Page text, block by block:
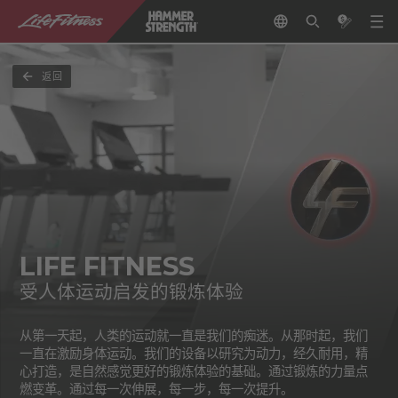
返回
LIFE FITNESS
受人体运动启发的锻炼体验
从第一天起，人类的运动就一直是我们的痴迷。从那时起，我们
一直在激励身体运动。我们的设备以研究为动力，经久耐用，精
心打造，是自然感觉更好的锻炼体验的基础。通过锻炼的力量点
燃变革。通过每一次伸展，每一步，每一次提升。